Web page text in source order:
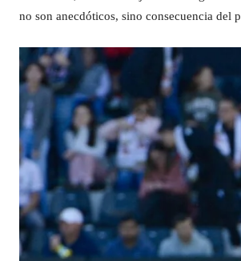
no son anecdóticos, sino consecuencia del